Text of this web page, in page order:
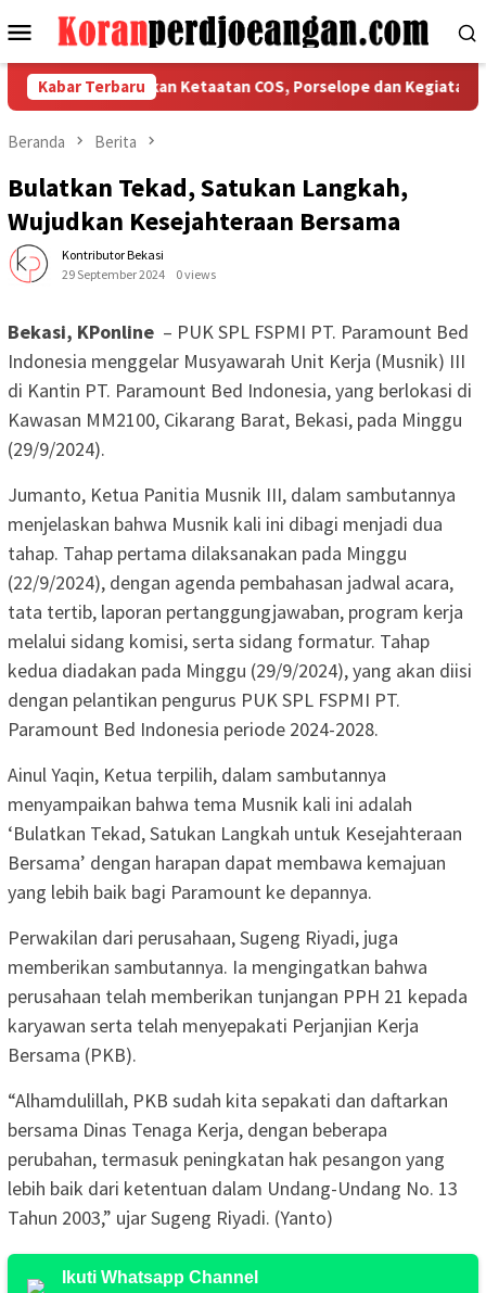
ke
Menu
Mobile
Kabar Terbaru
Bekasi Tegaskan Ketaatan COS, Porselope dan Kegiatan Sosial
Beranda Berita
Bulatkan Tekad, Satukan Langkah,
Wujudkan Kesejahteraan Bersama
Kontributor Bekasi
29 September 2024
0 views
Bekasi, KPonline – PUK SPL FSPMI PT. Paramount Bed
Indonesia menggelar Musyawarah Unit Kerja (Musnik) III
di Kantin PT. Paramount Bed Indonesia, yang berlokasi di
Kawasan MM2100, Cikarang Barat, Bekasi, pada Minggu
(29/9/2024).
Jumanto, Ketua Panitia Musnik III, dalam sambutannya
menjelaskan bahwa Musnik kali ini dibagi menjadi dua
tahap. Tahap pertama dilaksanakan pada Minggu
(22/9/2024), dengan agenda pembahasan jadwal acara,
tata tertib, laporan pertanggungjawaban, program kerja
melalui sidang komisi, serta sidang formatur. Tahap
kedua diadakan pada Minggu (29/9/2024), yang akan diisi
dengan pelantikan pengurus PUK SPL FSPMI PT.
Paramount Bed Indonesia periode 2024-2028.
Ainul Yaqin, Ketua terpilih, dalam sambutannya
menyampaikan bahwa tema Musnik kali ini adalah
‘Bulatkan Tekad, Satukan Langkah untuk Kesejahteraan
Bersama’ dengan harapan dapat membawa kemajuan
yang lebih baik bagi Paramount ke depannya.
Perwakilan dari perusahaan, Sugeng Riyadi, juga
memberikan sambutannya. Ia mengingatkan bahwa
perusahaan telah memberikan tunjangan PPH 21 kepada
karyawan serta telah menyepakati Perjanjian Kerja
Bersama (PKB).
“Alhamdulillah, PKB sudah kita sepakati dan daftarkan
bersama Dinas Tenaga Kerja, dengan beberapa
perubahan, termasuk peningkatan hak pesangon yang
lebih baik dari ketentuan dalam Undang-Undang No. 13
Tahun 2003,” ujar Sugeng Riyadi. (Yanto)
Ikuti Whatsapp Channel